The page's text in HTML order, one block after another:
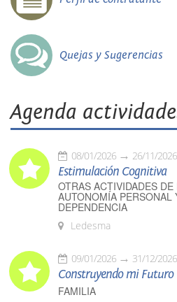
Quejas y Sugerencias
Agenda
08/01/2026 26/11/2026
Estimulación Cognitiva
OTRAS ACTIVIDADES
AUTONOMÍA PERSONAL
DEPENDENCIA
Ledesma
09/01/2026 31/12/2026
Construyendo mi Futuro
FAMILIA